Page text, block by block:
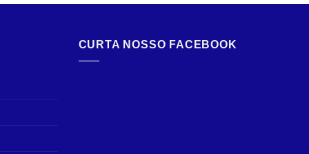
tem
As
CURTA NOSSO FACEBOOK